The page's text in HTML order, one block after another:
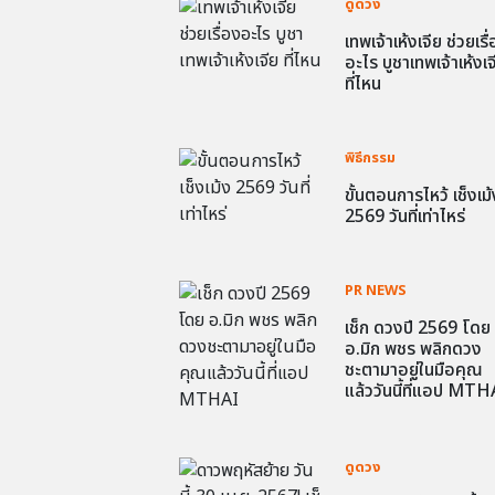
เทพเจ้าเห้งเจีย ช่วยเ
อะไร บูชาเทพเจ้าเห้งเ
ที่ไหน
พิธีกรรม
ขั้นตอนการไหว้ เช็งเ
2569 วันที่เท่าไหร่
PR NEWS
เช็ก ดวงปี 2569 โดย
อ.มิก พชร พลิกดวง
ชะตามาอยู่ในมือคุณ
แล้ววันนี้ที่แอป
ดูดวง